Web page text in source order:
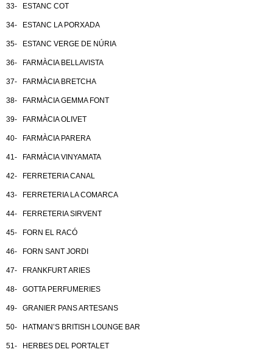
33- ESTANC COT
34- ESTANC LA PORXADA
35- ESTANC VERGE DE NÚRIA
36- FARMÀCIA BELLAVISTA
37- FARMÀCIA BRETCHA
38- FARMÀCIA GEMMA FONT
39- FARMÀCIA OLIVET
40- FARMÀCIA PARERA
41- FARMÀCIA VINYAMATA
42- FERRETERIA CANAL
43- FERRETERIA LA COMARCA
44- FERRETERIA SIRVENT
45- FORN EL RACÓ
46- FORN SANT JORDI
47- FRANKFURT ARIES
48- GOTTA PERFUMERIES
49- GRANIER PANS ARTESANS
50- HATMAN’S BRITISH LOUNGE BAR
51- HERBES DEL PORTALET